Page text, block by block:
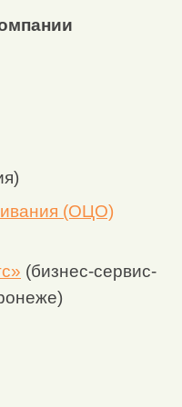
(ОЦО)
(бизнес-сервис-